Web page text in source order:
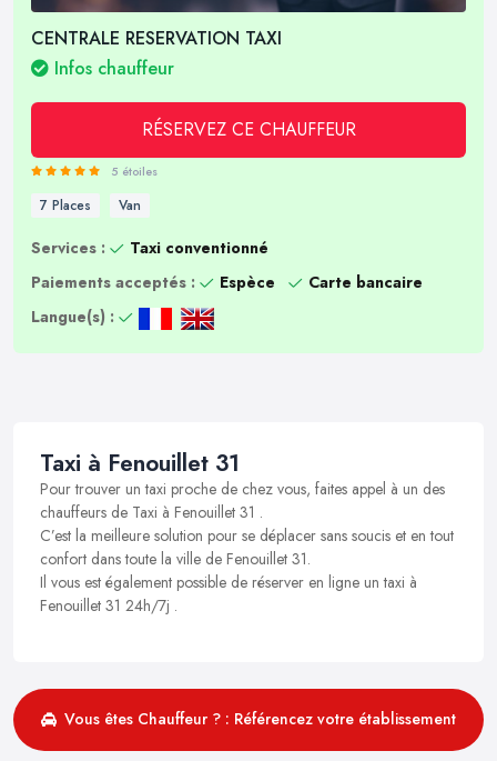
CENTRALE RESERVATION TAXI
Infos chauffeur
RÉSERVEZ CE CHAUFFEUR
5 étoiles
7 Places Van
Services :
Taxi conventionné
Paiements acceptés :
Espèce
Carte bancaire
Langue(s) :
Taxi à Fenouillet 31
Pour trouver un taxi proche de chez vous, faites appel à un des
chauffeurs de Taxi à Fenouillet 31 .
C’est la meilleure solution pour se déplacer sans soucis et en tout
confort dans toute la ville de Fenouillet 31.
Il vous est également possible de réserver en ligne un taxi à
Fenouillet 31 24h/7j .
Vous êtes Chauffeur ? : Référencez votre établissement